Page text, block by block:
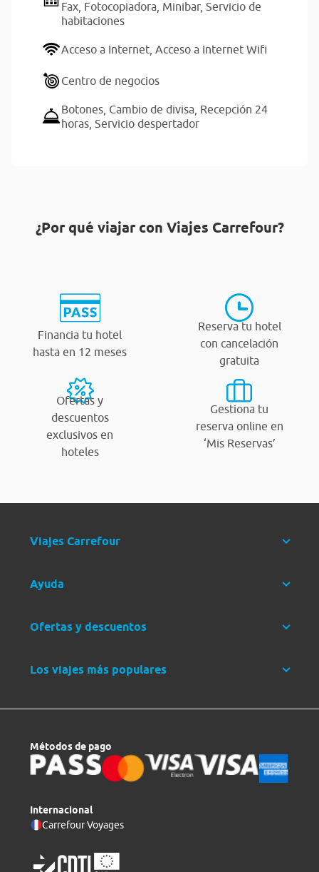
Fax, Fotocopiadora, Minibar, Servicio de
habitaciones
Acceso a Internet, Acceso a Internet Wifi
Centro de negocios
Botones, Cambio de divisa, Recepción 24
horas, Servicio despertador
¿Por qué viajar con Viajes Carrefour?
Financia tu hotel
hasta en 12 meses
Reserva tu hotel
con cancelación
gratuita
Ofertas y
descuentos
exclusivos en
hoteles
Gestiona tu
reserva online en
‘Mis Reservas’
Viajes Carrefour
Ayuda
Ofertas y descuentos
Los viajes más populares
Métodos de pago
Internacional
Carrefour Voyages